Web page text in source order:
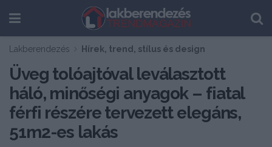
Lakberendezés Hírek, trend, stílus és design
Üveg tolóajtóval leválasztott
háló, minőségi anyagok – fiatal
férfi részére tervezett elegáns,
51m2-es lakás